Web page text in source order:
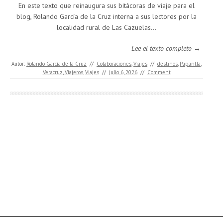
En este texto que reinaugura sus bitácoras de viaje para el
blog, Rolando García de la Cruz interna a sus lectores por la
localidad rural de Las Cazuelas...
Lee el texto completo →
Autor: Rolando García de la Cruz // Colaboraciones Viajes // destinos Papantla
Veracruz Viajeros, Viajes // julio 6, 2026 // Comment